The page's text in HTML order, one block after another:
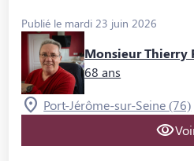
Publié le mardi 23 juin 2026
Monsieur Thierry
68 ans
Port-Jérôme-sur-Seine (76)